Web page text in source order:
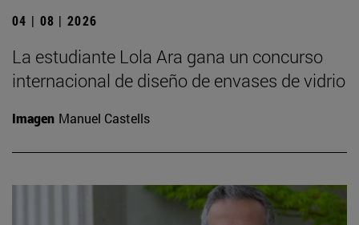
04 | 08 | 2026
La estudiante Lola Ara gana un concurso
internacional de diseño de envases de vidrio
Imagen Manuel Castells